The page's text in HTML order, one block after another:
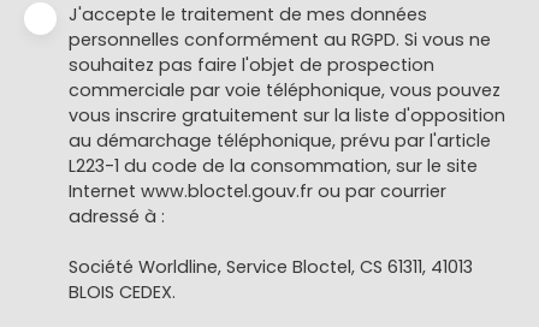
J'accepte le traitement de mes données
personnelles conformément au RGPD. Si vous ne
souhaitez pas faire l'objet de prospection
commerciale par voie téléphonique, vous pouvez
vous inscrire gratuitement sur la liste d'opposition
au démarchage téléphonique, prévu par l'article
L223-1 du code de la consommation, sur le site
Internet www.bloctel.gouv.fr ou par courrier
adressé à :
Société Worldline, Service Bloctel, CS 61311, 41013
BLOIS CEDEX.